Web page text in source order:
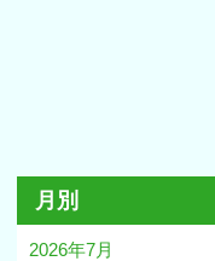
月別
2026年7月